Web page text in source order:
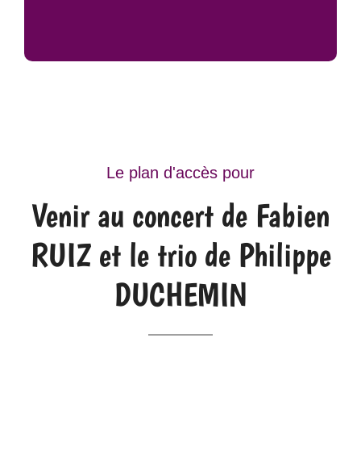
Le plan d'accès pour
Venir au concert de Fabien
RUIZ et le trio de Philippe
DUCHEMIN